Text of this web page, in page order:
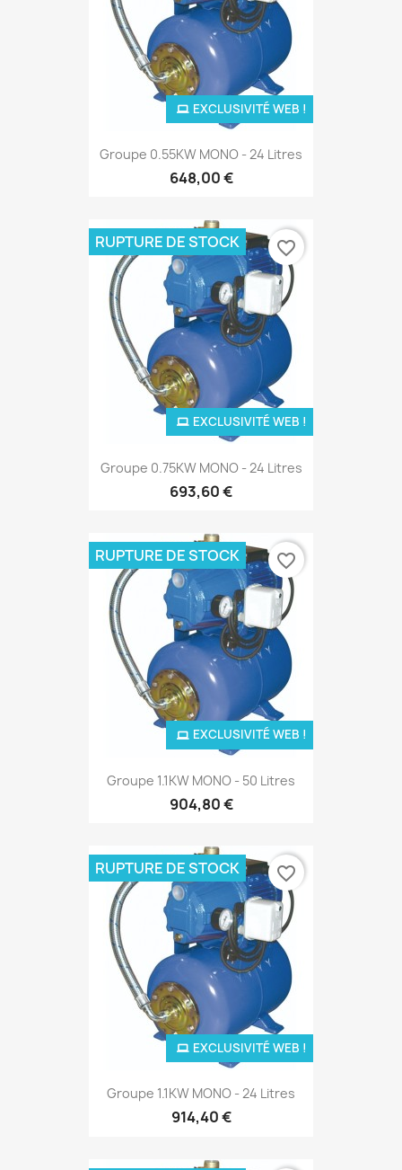
Groupe 0.55KW MONO - 24 Litres
648,00 €
EXCLUSIVITÉ WEB !
Groupe 0.75KW MONO - 24 Litres
693,60 €
EXCLUSIVITÉ WEB !
RUPTURE DE STOCK favorite_border
Groupe 1.1KW MONO - 50 Litres
904,80 €
EXCLUSIVITÉ WEB !
RUPTURE DE STOCK favorite_border
Groupe 1.1KW MONO - 24 Litres
914,40 €
EXCLUSIVITÉ WEB !
RUPTURE DE STOCK favorite_border